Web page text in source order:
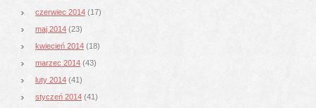
czerwiec 2014 (17)
maj 2014 (23)
kwiecień 2014 (18)
marzec 2014 (43)
luty 2014 (41)
styczeń 2014 (41)